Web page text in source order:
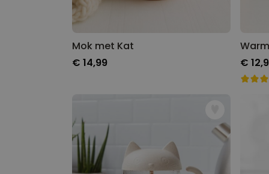
Mok met Kat
€ 14,99
€